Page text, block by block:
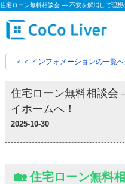
＜＜ インフォメーションの一覧
住宅ローン無料相談会
イホームへ！
2025-10-30
🏡 住宅ローン無料